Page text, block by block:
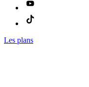
Les plans